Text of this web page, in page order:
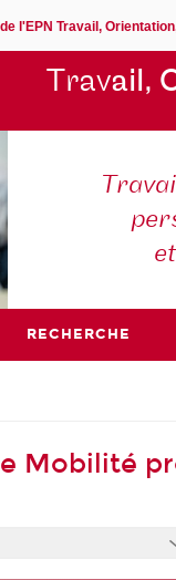
l'EPN Travail,
Travail,
RECHERCHE
Mobilité